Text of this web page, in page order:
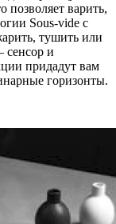
позволяет варить,
Sous-vide с
тушить или
сенсор и
придадут вам
горизонты.